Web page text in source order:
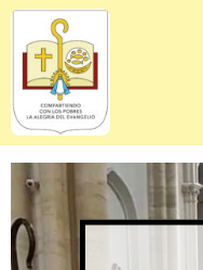
Skip
content